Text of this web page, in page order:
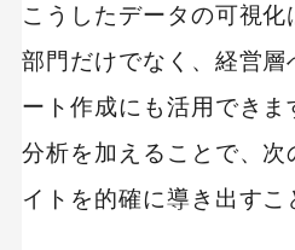
こうしたデータの可視
部門だけでなく、経営
ート作成にも活用でき
分析を加えることで、
イトを的確に導き出すこ